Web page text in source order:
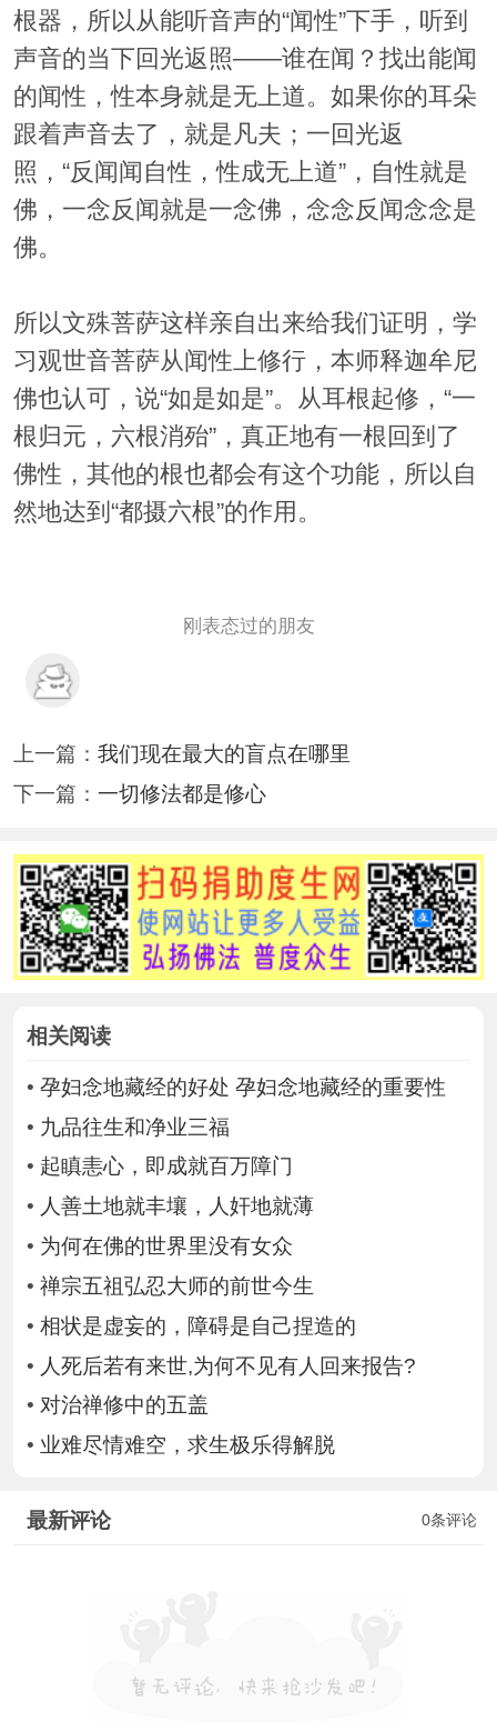
根器，所以从能听音声的“闻性”下手，听到
声音的当下回光返照——谁在闻？找出能闻
的闻性，性本身就是无上道。如果你的耳朵
跟着声音去了，就是凡夫；一回光返
照，“反闻闻自性，性成无上道”，自性就是
佛，一念反闻就是一念佛，念念反闻念念是
佛。
所以文殊菩萨这样亲自出来给我们证明，学
习观世音菩萨从闻性上修行，本师释迦牟尼
佛也认可，说“如是如是”。从耳根起修，“一
根归元，六根消殆”，真正地有一根回到了
佛性，其他的根也都会有这个功能，所以自
然地达到“都摄六根”的作用。
刚表态过的朋友
上一篇： 我们现在最大的盲点在哪里
下一篇： 一切修法都是修心
相关阅读
• 孕妇念地藏经的好处 孕妇念地藏经的重要性
• 九品往生和净业三福
• 起瞋恚心，即成就百万障门
• 人善土地就丰壤，人奸地就薄
• 为何在佛的世界里没有女众
• 禅宗五祖弘忍大师的前世今生
• 相状是虚妄的，障碍是自己捏造的
• 人死后若有来世,为何不见有人回来报告?
• 对治禅修中的五盖
• 业难尽情难空，求生极乐得解脱
0条评论
最新评论